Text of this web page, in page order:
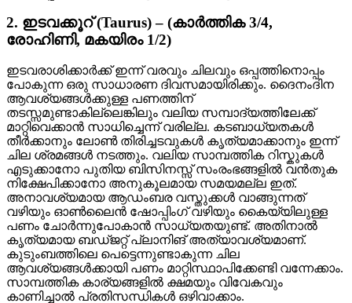
2. ഇടവക്കൂറ് (Taurus) – (കാർത്തിക 3/4,
രോഹിണി, മകയിരം 1/2)
ഇടവരാശിക്കാർക്ക് ഇന്ന് വരവും ചിലവും ഒപ്പത്തിനൊപ്പം
പോകുന്ന ഒരു സാധാരണ ദിവസമായിരിക്കും. ദൈനംദിന
ആവശ്യങ്ങൾക്കുള്ള പണത്തിന്
തടസ്സമുണ്ടാകില്ലെങ്കിലും വലിയ സമ്പാദ്യത്തിലേക്ക്
മാറ്റിവെക്കാൻ സാധിച്ചെന്ന് വരില്ല. കടബാധ്യതകൾ
തീർക്കാനും ലോൺ തിരിച്ചടവുകൾ കൃത്യമാക്കാനും ഇന്ന്
ചില ശ്രമങ്ങൾ നടത്തും. വലിയ സാമ്പത്തിക റിസ്കുകൾ
എടുക്കാനോ പുതിയ ബിസിനസ്സ് സംരംഭങ്ങളിൽ വൻതുക
നിക്ഷേപിക്കാനോ അനുകൂലമായ സമയമല്ല ഇത്.
അനാവശ്യമായ ആഡംബര വസ്തുക്കൾ വാങ്ങുന്നത്
വഴിയും ഓൺലൈൻ ഷോപ്പിംഗ് വഴിയും കൈയ്യിലുള്ള
പണം ചോർന്നുപോകാൻ സാധ്യതയുണ്ട്. അതിനാൽ
കൃത്യമായ ബഡ്ജറ്റ് പ്ലാനിങ് അത്യാവശ്യമാണ്.
കുടുംബത്തിലെ പെട്ടെന്നുണ്ടാകുന്ന ചില
ആവശ്യങ്ങൾക്കായി പണം മാറ്റിസ്ഥാപിക്കേണ്ടി വന്നേക്കാം.
സാമ്പത്തിക കാര്യങ്ങളിൽ ക്ഷമയും വിവേകവും
കാണിച്ചാൽ പ്രതിസന്ധികൾ ഒഴിവാക്കാം.